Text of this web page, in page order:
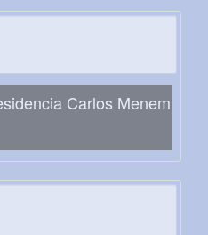
Carlos Menem